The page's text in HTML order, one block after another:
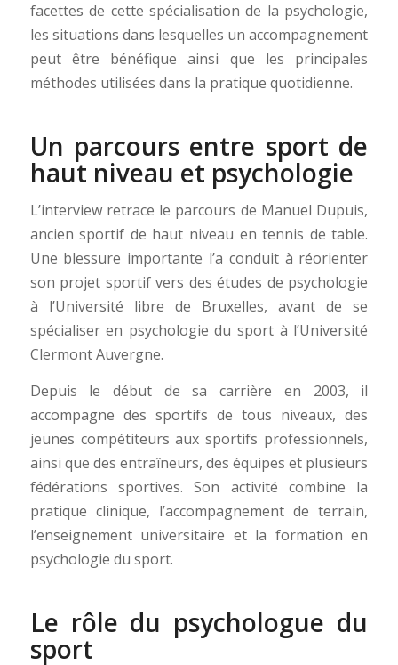
facettes de cette spécialisation de la psychologie,
les situations dans lesquelles un accompagnement
peut être bénéfique ainsi que les principales
méthodes utilisées dans la pratique quotidienne.
Un parcours entre sport de
haut niveau et psychologie
L’interview retrace le parcours de Manuel Dupuis,
ancien sportif de haut niveau en tennis de table.
Une blessure importante l’a conduit à réorienter
son projet sportif vers des études de psychologie
à l’Université libre de Bruxelles, avant de se
spécialiser en psychologie du sport à l’Université
Clermont Auvergne.
Depuis le début de sa carrière en 2003, il
accompagne des sportifs de tous niveaux, des
jeunes compétiteurs aux sportifs professionnels,
ainsi que des entraîneurs, des équipes et plusieurs
fédérations sportives. Son activité combine la
pratique clinique, l’accompagnement de terrain,
l’enseignement universitaire et la formation en
psychologie du sport.
Le rôle du psychologue du
sport